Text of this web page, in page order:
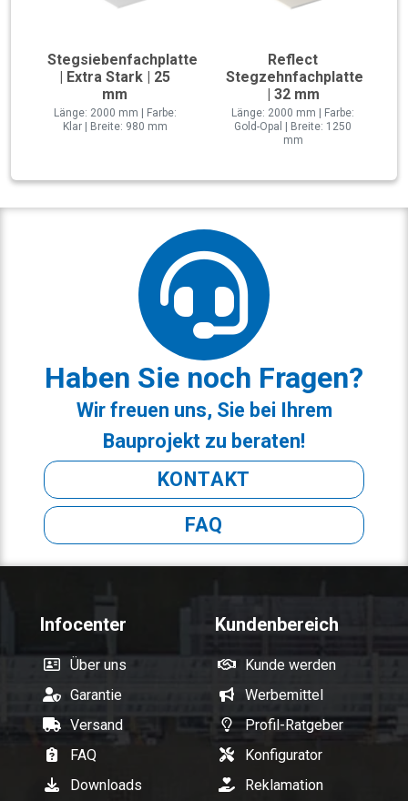
Stegsiebenfachplatte
| Extra Stark | 25
mm
Länge: 2000 mm | Farbe:
Klar | Breite: 980 mm
Reflect
Stegzehnfachplatte
| 32 mm
Länge: 2000 mm | Farbe:
Gold-Opal | Breite: 1250
mm
Haben Sie noch Fragen?
Wir freuen uns, Sie bei Ihrem
Bauprojekt zu beraten!
KONTAKT
FAQ
Infocenter
Über uns
Garantie
Versand
FAQ
Downloads
Kundenbereich
Kunde werden
Werbemittel
Profil-Ratgeber
Konfigurator
Reklamation